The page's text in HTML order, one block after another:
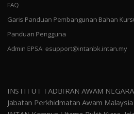
FAQ
Garis Panduan Pembangunan Bahan
Panduan Pengguna
Admin EPSA: esupport@intanbk.intan.my
INSTITUT TADBIRAN AWAM
Jabatan Perkhidmatan Awam Malaysia